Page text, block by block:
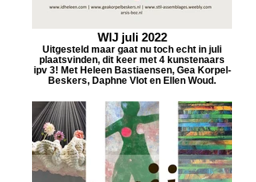
WIJ juli 2022
Uitgesteld maar gaat nu toch echt in juli
plaatsvinden, dit keer met 4 kunstenaars
ipv 3! Met Heleen Bastiaensen, Gea Korpel-
Beskers, Daphne Vlot en Ellen Woud.